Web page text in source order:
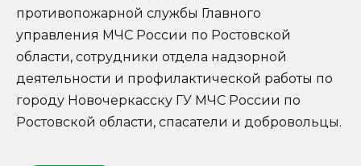
противопожарной службы Главного
управления МЧС России по Ростовской
области, сотрудники отдела надзорной
деятельности и профилактической работы по
городу Новочеркасску ГУ МЧС России по
Ростовской области, спасатели и добровольцы.